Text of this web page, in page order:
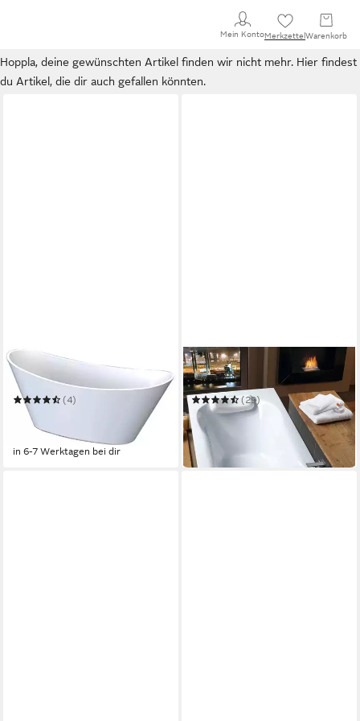
Mein KontoMerkzettel Warenkorb
Hoppla, deine gewünschten Artikel finden wir nicht mehr. Hier findest
du Artikel, die dir auch gefallen könnten.
WELLTIME
Badewanne Lagos
(4)
599,99 €
in 6-7 Werktagen bei dir
OTTOFOND
Badewanne Julia
(29)
247,58 € UVP 340,00 €
-27%
in 6-8 Werktagen bei dir